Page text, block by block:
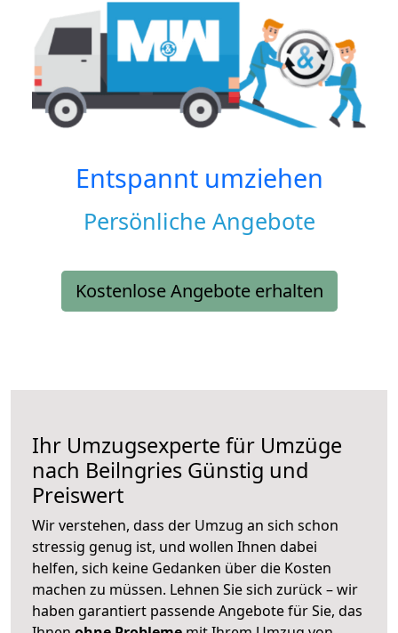
Entspannt umziehen
Persönliche Angebote
Kostenlose Angebote erhalten
Ihr Umzugsexperte für Umzüge
nach Beilngries Günstig und
Preiswert
Wir verstehen, dass der Umzug an sich schon
stressig genug ist, und wollen Ihnen dabei
helfen, sich keine Gedanken über die Kosten
machen zu müssen. Lehnen Sie sich zurück – wir
haben garantiert passende Angebote für Sie, das